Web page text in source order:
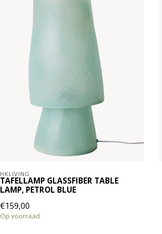
HKLIVING
TAFELLAMP GLASSFIBER TABLE
LAMP, PETROL BLUE
€159,00
Op voorraad